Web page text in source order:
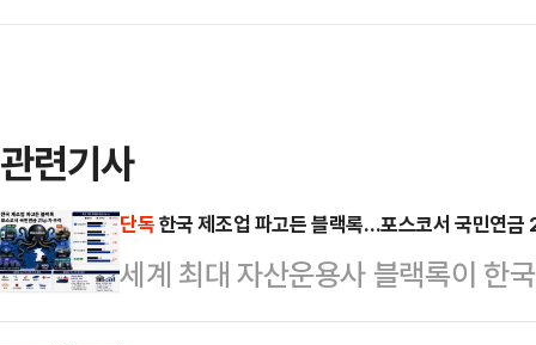
관련기사
단독한국 제조업 파고든 블랙록…포스코서 국민연금
세계 최대 자산운용사 블랙록이 한
업에 대한 투자 보폭을 넓히며 존재